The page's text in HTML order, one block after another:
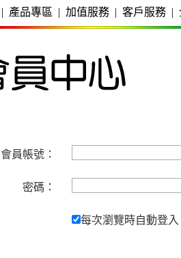
| 產品專區 | 加值服務 | 客戶服務 |
會員帳號：
密碼：
每次瀏覽時自動登入